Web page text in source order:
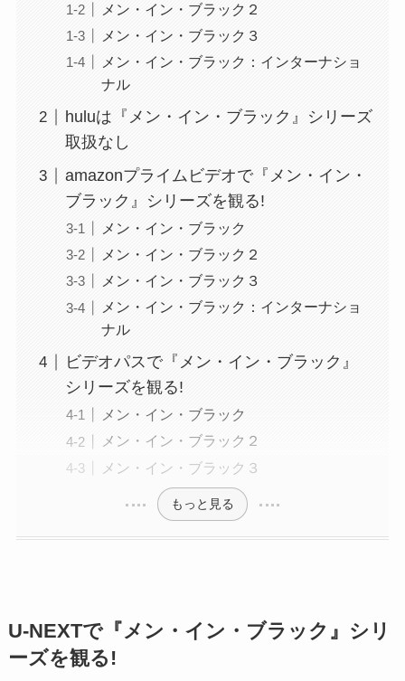
メン・イン・ブラック２
メン・イン・ブラック３
メン・イン・ブラック：インターナショ
ナル
huluは『メン・イン・ブラック』シリーズ
取扱なし
amazonプライムビデオで『メン・イン・
ブラック』シリーズを観る!
メン・イン・ブラック
メン・イン・ブラック２
メン・イン・ブラック３
メン・イン・ブラック：インターナショ
ナル
ビデオパスで『メン・イン・ブラック』
シリーズを観る!
メン・イン・ブラック
メン・イン・ブラック２
メン・イン・ブラック３
もっと見る
U-NEXTで『メン・イン・ブラック』シリ
ーズを観る!